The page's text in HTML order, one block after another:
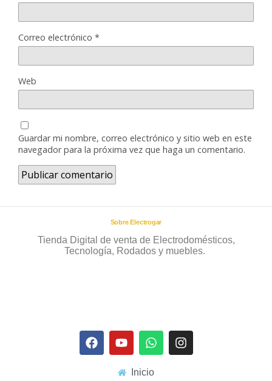
Correo electrónico *
Web
Guardar mi nombre, correo electrónico y sitio web en este
navegador para la próxima vez que haga un comentario.
Sobre Electrogar
Tienda Digital de venta de Electrodomésticos,
Tecnología, Rodados y muebles.
Inicio